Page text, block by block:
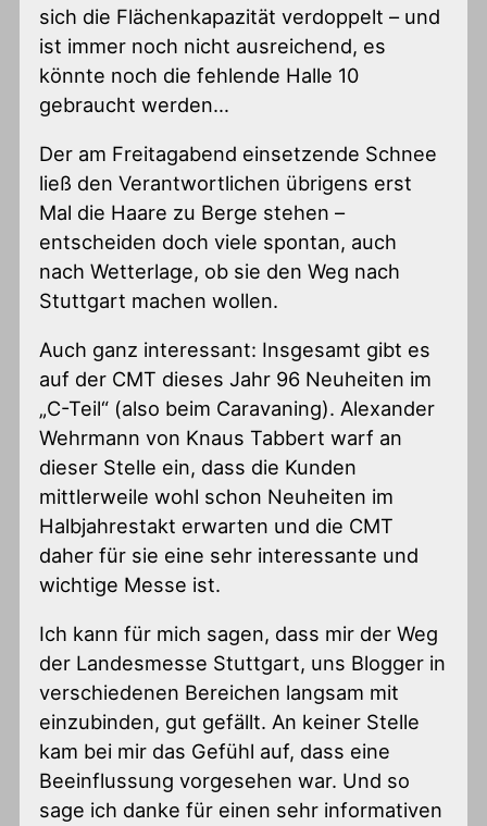
sich die Flächenkapazität verdoppelt – und
ist immer noch nicht ausreichend, es
könnte noch die fehlende Halle 10
gebraucht werden…
Der am Freitagabend einsetzende Schnee
ließ den Verantwortlichen übrigens erst
Mal die Haare zu Berge stehen –
entscheiden doch viele spontan, auch
nach Wetterlage, ob sie den Weg nach
Stuttgart machen wollen.
Auch ganz interessant: Insgesamt gibt es
auf der CMT dieses Jahr 96 Neuheiten im
„C-Teil“ (also beim Caravaning). Alexander
Wehrmann von Knaus Tabbert warf an
dieser Stelle ein, dass die Kunden
mittlerweile wohl schon Neuheiten im
Halbjahrestakt erwarten und die CMT
daher für sie eine sehr interessante und
wichtige Messe ist.
Ich kann für mich sagen, dass mir der Weg
der Landesmesse Stuttgart, uns Blogger in
verschiedenen Bereichen langsam mit
einzubinden, gut gefällt. An keiner Stelle
kam bei mir das Gefühl auf, dass eine
Beeinflussung vorgesehen war. Und so
sage ich danke für einen sehr informativen